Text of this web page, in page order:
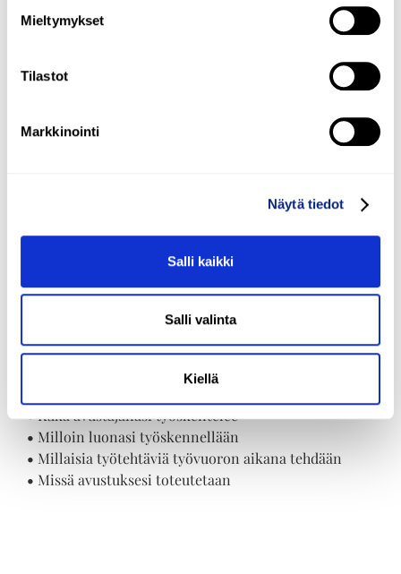
Mieltymykset
Tilastot
Markkinointi
Näytä tiedot
Salli kaikki
Salli valinta
Kiellä
itsemääräämisoikeutesi
Adaton henkilökohtaisella
varma, että saat itse päättää omasta elämästäsi ja
vaikuttaa siihen, miten avustuksesi toteutetaan.
•Kuka avustajanasi työskentelee
• Milloin luonasi työskennellään
• Millaisia työtehtäviä työvuoron aikana tehdään
• Missä avustuksesi toteutetaan